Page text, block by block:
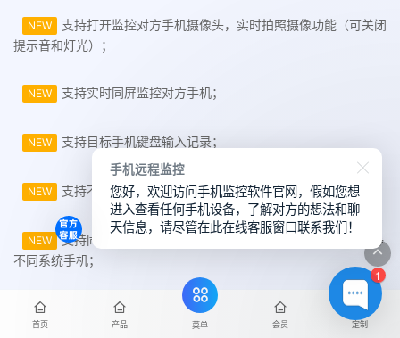
NEW
支持打开监控对方手机摄像头，实时拍照摄像功能（可关闭
提示音和灯光）；
NEW 支持实时同屏监控对方手机；
NEW 支持目标手机键盘输入记录；
NEW 支持不同的手机操作系统和机型互相监控；
NEW
支持同时在线监控多台华为手机、iphone或Android手机等
不同系统手机；
NEW 支持导出对方手机视频照片传输至本地保存查看；
首页 产品 菜单 会员 定制
1
手机远程监控
您好，欢迎访问手机监控软件官网，假如您想
进入查看任何手机设备，了解对方的想法和聊
天信息，请尽管在此在线客服窗口联系我们！